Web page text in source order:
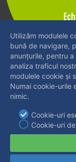
JOC.
carosabilului